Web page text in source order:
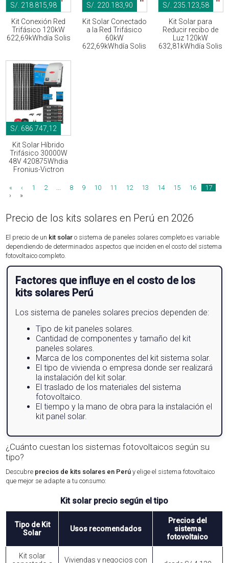
S/. 218.815,98
Kit Conexión Red
Trifásico 120kW
622,69kWhdía Solis
S/. 220.183,90
Kit Solar Conectado
a la Red Trifásico
60kW
622,69kWhdía Solis
S/. 235.123,58
Kit Solar para
Reducir recibo de
Luz 120kW
632,81kWhdía Solis
S/. 686.747,12
Kit Solar Híbrido
Trifásico 30000W
48V 420875Whdia
Fronius-Victron
« ‹ 1 2 ... 8 9 10 11 12 13 14 15 16
17
›
»
Precio de los kits solares en Perú en 2026
El precio de un kit solar o sistema de paneles solares completo es variable
dependiendo de determinados aspectos que inciden en el costo del sistema
fotovoltaico completo.
Factores que influye en el costo de los
kits solares Perú
Los sistema de paneles solares precios dependen de:
Tipo de kit paneles solares.
Cantidad de componentes y tamaño del kit
paneles solares.
Marca de los componentes del kit sistema solar.
El tipo de vivienda o empresa donde ser realizará
la instalación del kit solar.
El traslado de los materiales del sistema
fotovoltaico.
El tiempo y la mano de obra para la instalación el
kit panel solar.
¿Cuánto cuestan los sistemas fotovoltaicos según su
tipo?
Descubre precios de kits solares en Perúy elige el sistema fotovoltaico
que mejor se adapte a tu consumo:
Kit solar precio según el tipo
Tipo de Kit
Solar
Usos recomendados
Precios del
sistema
fotovoltaico
Kit solar
Viviendas y negocios con